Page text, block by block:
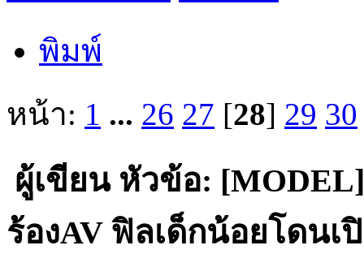
พิมพ์
หน้า: 1 ... 26 27 [28] 29 30
ผู้เขียนหัวข้อ:
ร้องAV ฟิลเด็กน้อยโดนเ